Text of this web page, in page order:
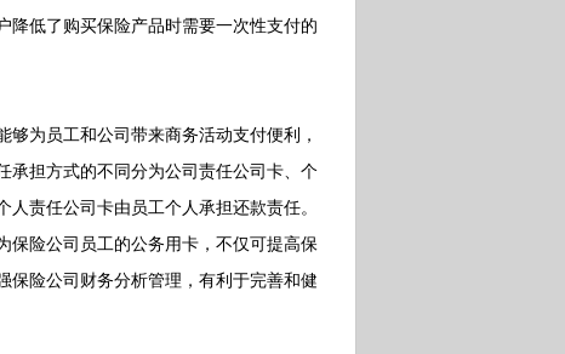
低了购买保险产品时需要一次性支付的
为员工和公司带来商务活动支付便利，
承担方式的不同分为公司责任公司卡、个
责任公司卡由员工个人承担还款责任。
险公司员工的公务用卡，不仅可提高保
保险公司财务分析管理，有利于完善和健